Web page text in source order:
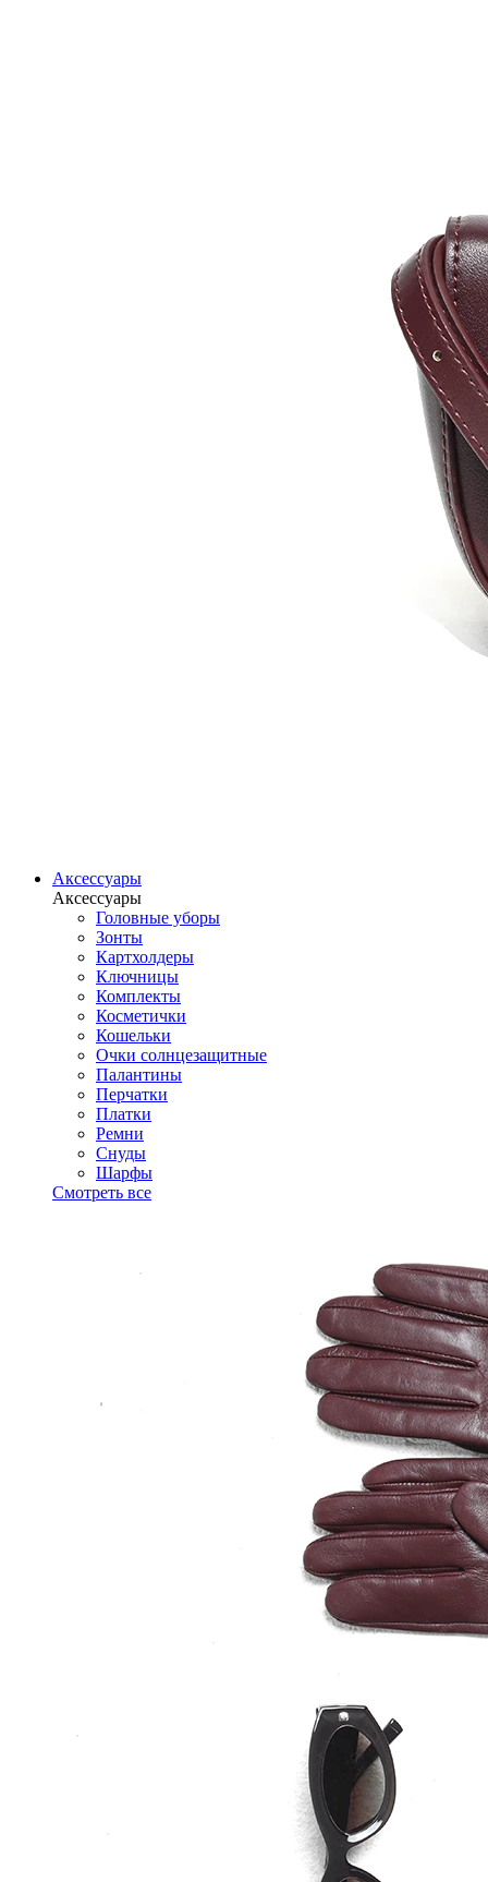
Аксессуары
Аксессуары
Головные уборы
Зонты
Картхолдеры
Ключницы
Комплекты
Косметички
Кошельки
Очки солнцезащитные
Палантины
Перчатки
Платки
Ремни
Снуды
Шарфы
Смотреть все